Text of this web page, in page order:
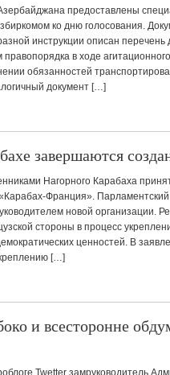
предоставлены
ко дню голосования.
инструкции описан перечень
в ходе
обязанностей
документ […]
завершаются
Нагорного Карабаха
Франция».
новой организации.
стороны в процесс
ценностей. В
[…]
и всесторонне
Twetter замруководитель